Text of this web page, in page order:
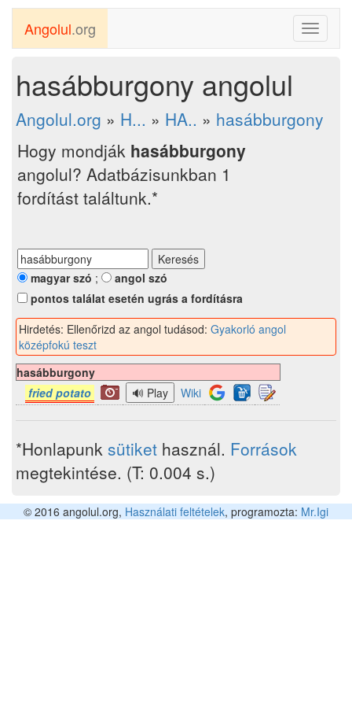
Toggle
Angolul.org
hasábburgony angolul
Angolul.org » H... » HA.. » hasábburgony
Hogy mondják hasábburgony
angolul? Adatbázisunkban 1
fordítást találtunk.*
magyar szó ;
angol szó
pontos találat esetén ugrás a fordításra
Hirdetés: Ellenőrizd az angol tudásod: Gyakorló angol
középfokú teszt
hasábburgony
fried potato
Wiki
*Honlapunk sütiket használ. Források
megtekintése. (T: 0.004 s.)
© 2016 angolul.org, Használati feltételek, programozta: Mr.Igi